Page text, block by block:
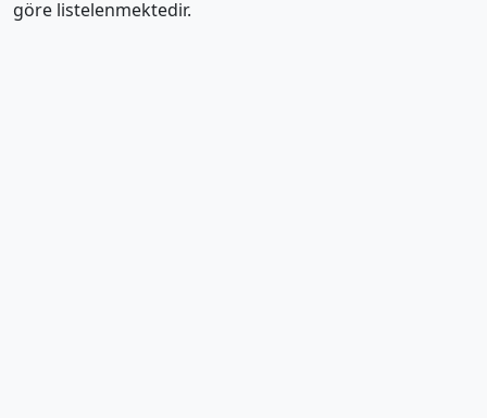
göre listelenmektedir.